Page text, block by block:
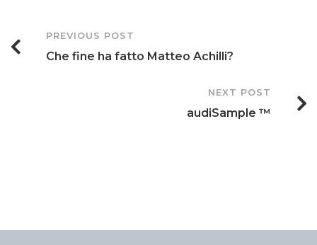
Post
Navigation
PREVIOUS POST
Che fine ha fatto Matteo Achilli?
NEXT POST
audiSample ™